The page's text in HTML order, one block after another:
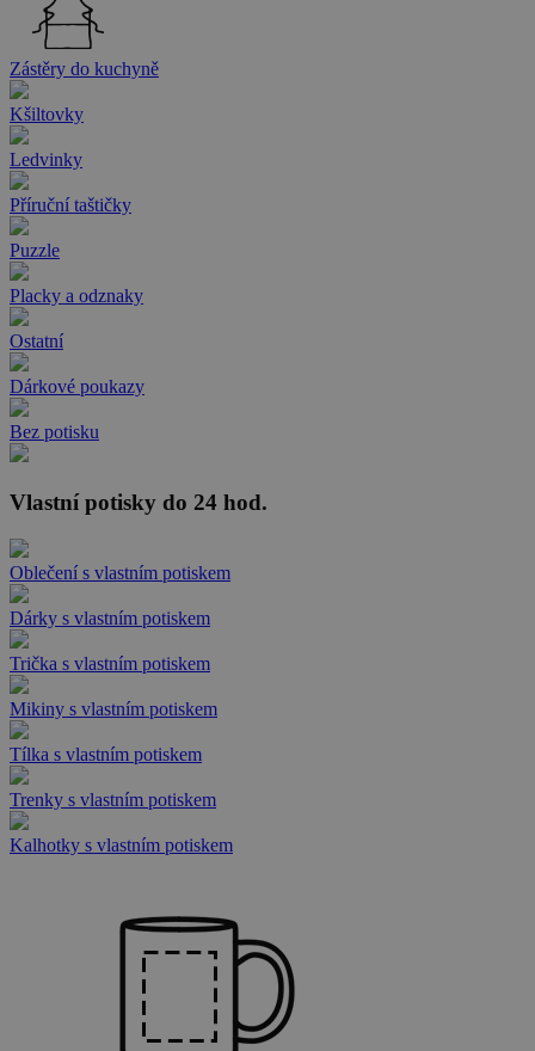
Zástěry do kuchyně
Kšiltovky
Ledvinky
Příruční taštičky
Puzzle
Placky a odznaky
Ostatní
Dárkové poukazy
Bez potisku
Vlastní potisky do 24 hod.
Oblečení s vlastním potiskem
Dárky s vlastním potiskem
Trička s vlastním potiskem
Mikiny s vlastním potiskem
Tílka s vlastním potiskem
Trenky s vlastním potiskem
Kalhotky s vlastním potiskem